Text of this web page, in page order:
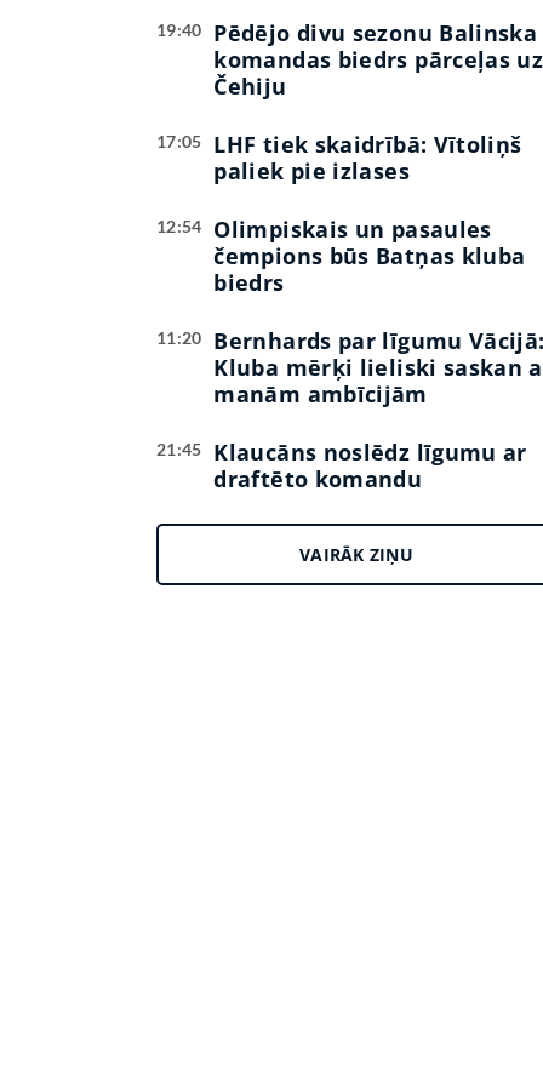
19:40
Pēdējo divu sezonu Balinska
komandas biedrs pārceļas uz
Čehiju
17:05
LHF tiek skaidrībā: Vītoliņš
paliek pie izlases
12:54
Olimpiskais un pasaules
čempions būs Batņas kluba
biedrs
11:20
Bernhards par līgumu Vācijā:
Kluba mērķi lieliski saskan
manām ambīcijām
21:45
Klaucāns noslēdz līgumu ar
draftēto komandu
VAIRĀK ZIŅU